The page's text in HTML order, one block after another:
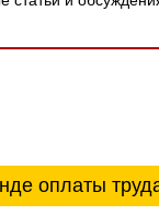
оплаты